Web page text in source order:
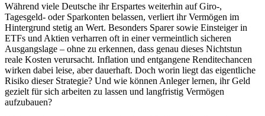
Während viele Deutsche ihr Erspartes weiterhin auf Giro-,
Tagesgeld- oder Sparkonten belassen, verliert ihr Vermögen im
Hintergrund stetig an Wert. Besonders Sparer sowie Einsteiger in
ETFs und Aktien verharren oft in einer vermeintlich sicheren
Ausgangslage – ohne zu erkennen, dass genau dieses Nichtstun
reale Kosten verursacht. Inflation und entgangene Renditechancen
wirken dabei leise, aber dauerhaft. Doch worin liegt das eigentliche
Risiko dieser Strategie? Und wie können Anleger lernen, ihr Geld
gezielt für sich arbeiten zu lassen und langfristig Vermögen
aufzubauen?